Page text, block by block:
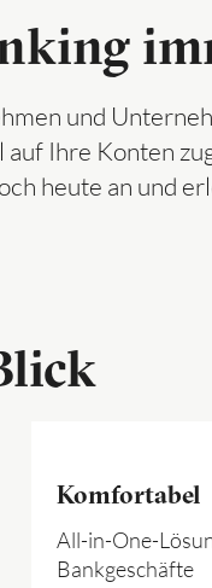
und
Ihre Konten
heute an und
Komfortabel
All-in-One-
Bankgeschäfte